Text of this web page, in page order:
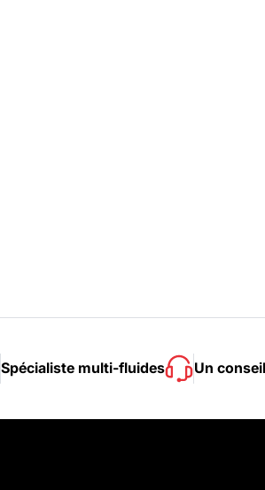
Spécialiste multi-fluides Un